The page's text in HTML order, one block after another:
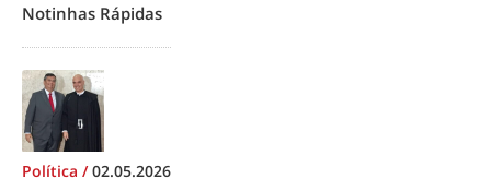
Notinhas Rápidas
Política /02.05.2026